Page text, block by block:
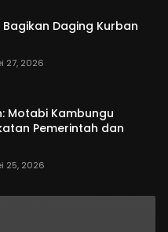
Daging Kurban
27, 2026
Motabi Kambungu
Pemerintah dan
25, 2026